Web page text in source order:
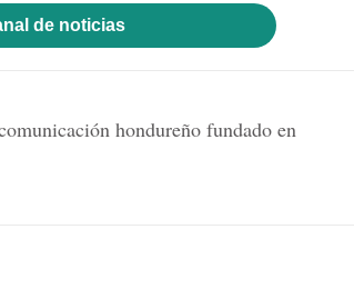
de noticias
hondureño fundado en